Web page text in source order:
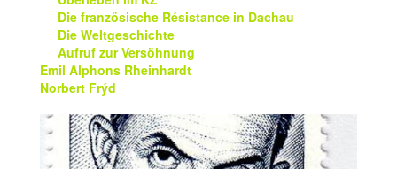
Die französische Résistance in Dachau
Die Weltgeschichte
Aufruf zur Versöhnung
Emil Alphons Rheinhardt
Norbert Frýd